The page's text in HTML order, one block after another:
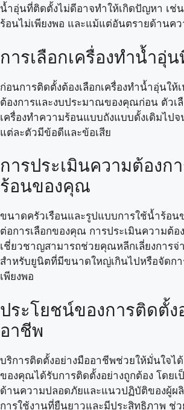
น้ำอุ่นที่ติดตั้งไม่ดีอาจทำให้เกิดปัญหา เช่
ร้อนไม่เพียงพอ และแม้แต่อันตรายด้านค
การเลือกเครื่องทำน้ำอุ่
ก่อนการติดตั้งต้องเลือกเครื่องทำน้ำอุ่นให้
ต้องการและงบประมาณของคุณก่อน ตัวเ
เครื่องทำความร้อนแบบถังแบบดั้งเดิมไป
แต่ละตัวมีข้อดีและข้อเสีย
การประเมินความต้องก
ร้อนของคุณ
ขนาดครัวเรือนและรูปแบบการใช้น้ำร้อ
ต่อการเลือกของคุณ การประเมินความต้อ
เชี่ยวชาญสามารถช่วยคุณหลีกเลี่ยงการจ่
สำหรับยูนิตที่มีขนาดใหญ่เกินไปหรือจัดก
เพียงพอ
ประโยชน์ของการติดตั้ง
อาชีพ
บริการติดตั้งอย่างมืออาชีพช่วยให้มั่นใจไ
ของคุณได้รับการติดตั้งอย่างถูกต้อง โดยเ
ด้านความปลอดภัยและแนวปฏิบัติของผู้ผ
การใช้งานที่ยืนยาวและมีประสิทธิภาพ ช่